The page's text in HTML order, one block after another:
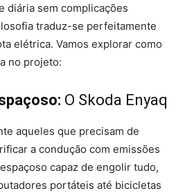
diária sem complicações
traduz-se perfeitamente
elétrica. Vamos explorar como
no projeto:
O Skoda Enyaq
aqueles que precisam de
a condução com emissões
capaz de engolir tudo,
portáteis até bicicletas